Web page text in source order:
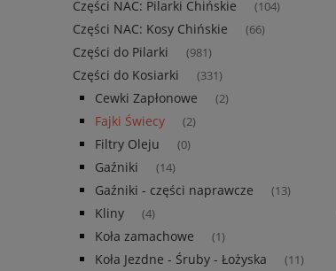
Części NAC: Pilarki Chińskie (104)
Części NAC: Kosy Chińskie (66)
Części do Pilarki (981)
Części do Kosiarki (331)
Cewki Zapłonowe (2)
Fajki Świecy (2)
Filtry Oleju (0)
Gaźniki (14)
Gaźniki - części naprawcze (13)
Kliny (4)
Koła zamachowe (1)
Koła Jezdne - Śruby - Łożyska (11)